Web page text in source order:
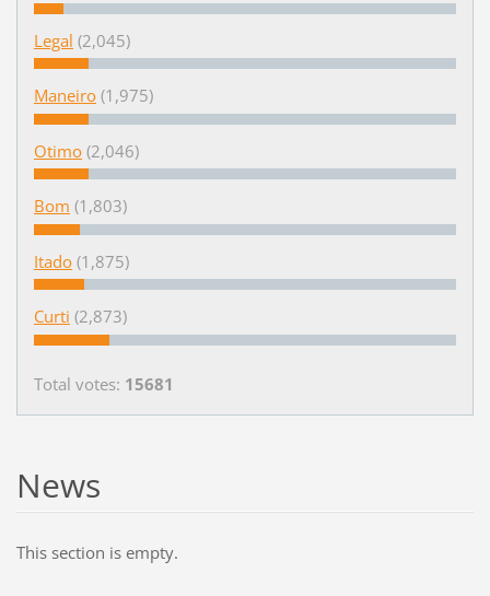
Legal (2,045)
Maneiro (1,975)
Otimo (2,046)
Bom (1,803)
Itado (1,875)
Curti (2,873)
Total votes: 15681
News
This section is empty.